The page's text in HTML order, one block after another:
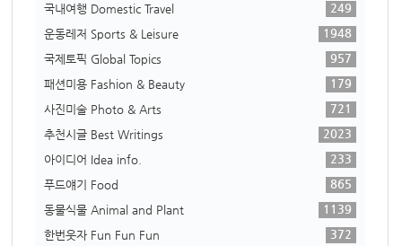
국내여행 Domestic Travel
249
운동레저 Sports & Leisure
1948
국제토픽 Global Topics
957
패션미용 Fashion & Beauty
179
사진미술 Photo & Arts
721
추천시글 Best Writings
2023
아이디어 Idea info.
233
푸드얘기 Food
865
동물식물 Animal and Plant
1139
한번웃자 Fun Fun Fun
372